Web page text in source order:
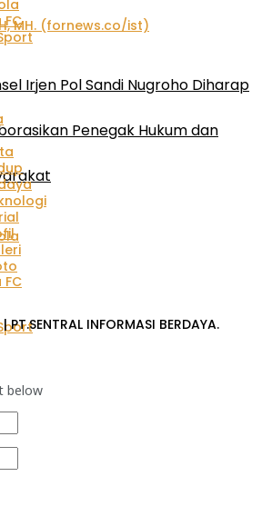
Irjen Pol Sandi Nugroho Diharap
Penegak Hukum dan
FC
FC
| PT.SENTRAL INFORMASI BERDAYA.
below